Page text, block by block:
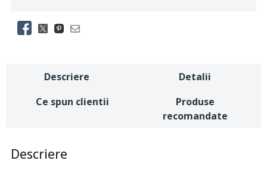
Descriere
Detalii
Ce spun clientii
Produse
recomandate
Descriere